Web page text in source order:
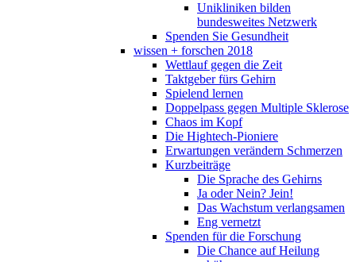
Unikliniken bilden
bundesweites Netzwerk
Spenden Sie Gesundheit
wissen + forschen 2018
Wettlauf gegen die Zeit
Taktgeber fürs Gehirn
Spielend lernen
Doppelpass gegen Multiple Sklerose
Chaos im Kopf
Die Hightech-Pioniere
Erwartungen verändern Schmerzen
Kurzbeiträge
Die Sprache des Gehirns
Ja oder Nein? Jein!
Das Wachstum verlangsamen
Eng vernetzt
Spenden für die Forschung
Die Chance auf Heilung